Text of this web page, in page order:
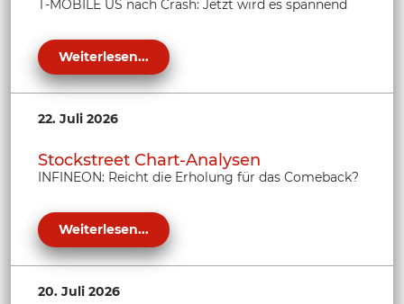
T-MOBILE US nach Crash: Jetzt wird es spannend
Weiterlesen...
22. Juli 2026
Stockstreet Chart-Analysen
INFINEON: Reicht die Erholung für das Comeback?
Weiterlesen...
20. Juli 2026